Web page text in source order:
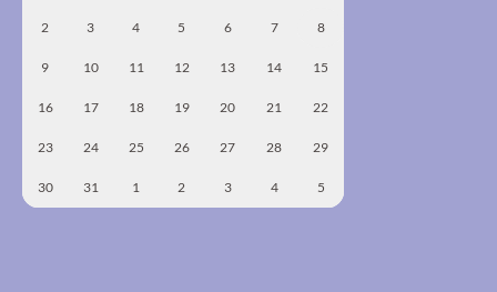
2 3 4 5 6 7 8
9 10 11 12 13 14 15
16 17 18 19 20 21 22
23 24 25 26 27 28 29
30 31 1 2 3 4 5